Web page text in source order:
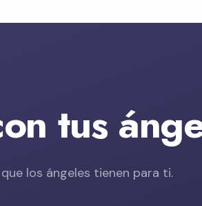
tus
los ángeles tienen para ti.